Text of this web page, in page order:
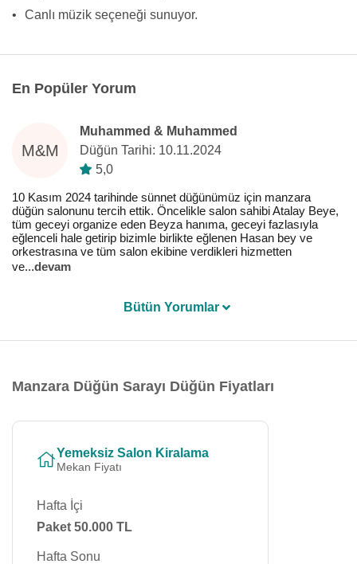
•
Canlı müzik seçeneği sunuyor.
En Popüler Yorum
M&M
Muhammed & Muhammed
Düğün Tarihi: 10.11.2024
5,0
10 Kasım 2024 tarihinde sünnet düğünümüz için manzara
düğün salonunu tercih ettik. Öncelikle salon sahibi Atalay Beye,
tüm geceyi organize eden Beyza hanıma, geceyi fazlasıyla
eğlenceli hale getirip bizimle birlikte eğlenen Hasan bey ve
orkestrasına ve tüm salon ekibine verdikleri hizmetten
ve...devam
Bütün Yorumlar
Manzara Düğün Sarayı Düğün Fiyatları
Yemeksiz Salon Kiralama
Mekan Fiyatı
Hafta İçi
Paket 50.000 TL
Hafta Sonu